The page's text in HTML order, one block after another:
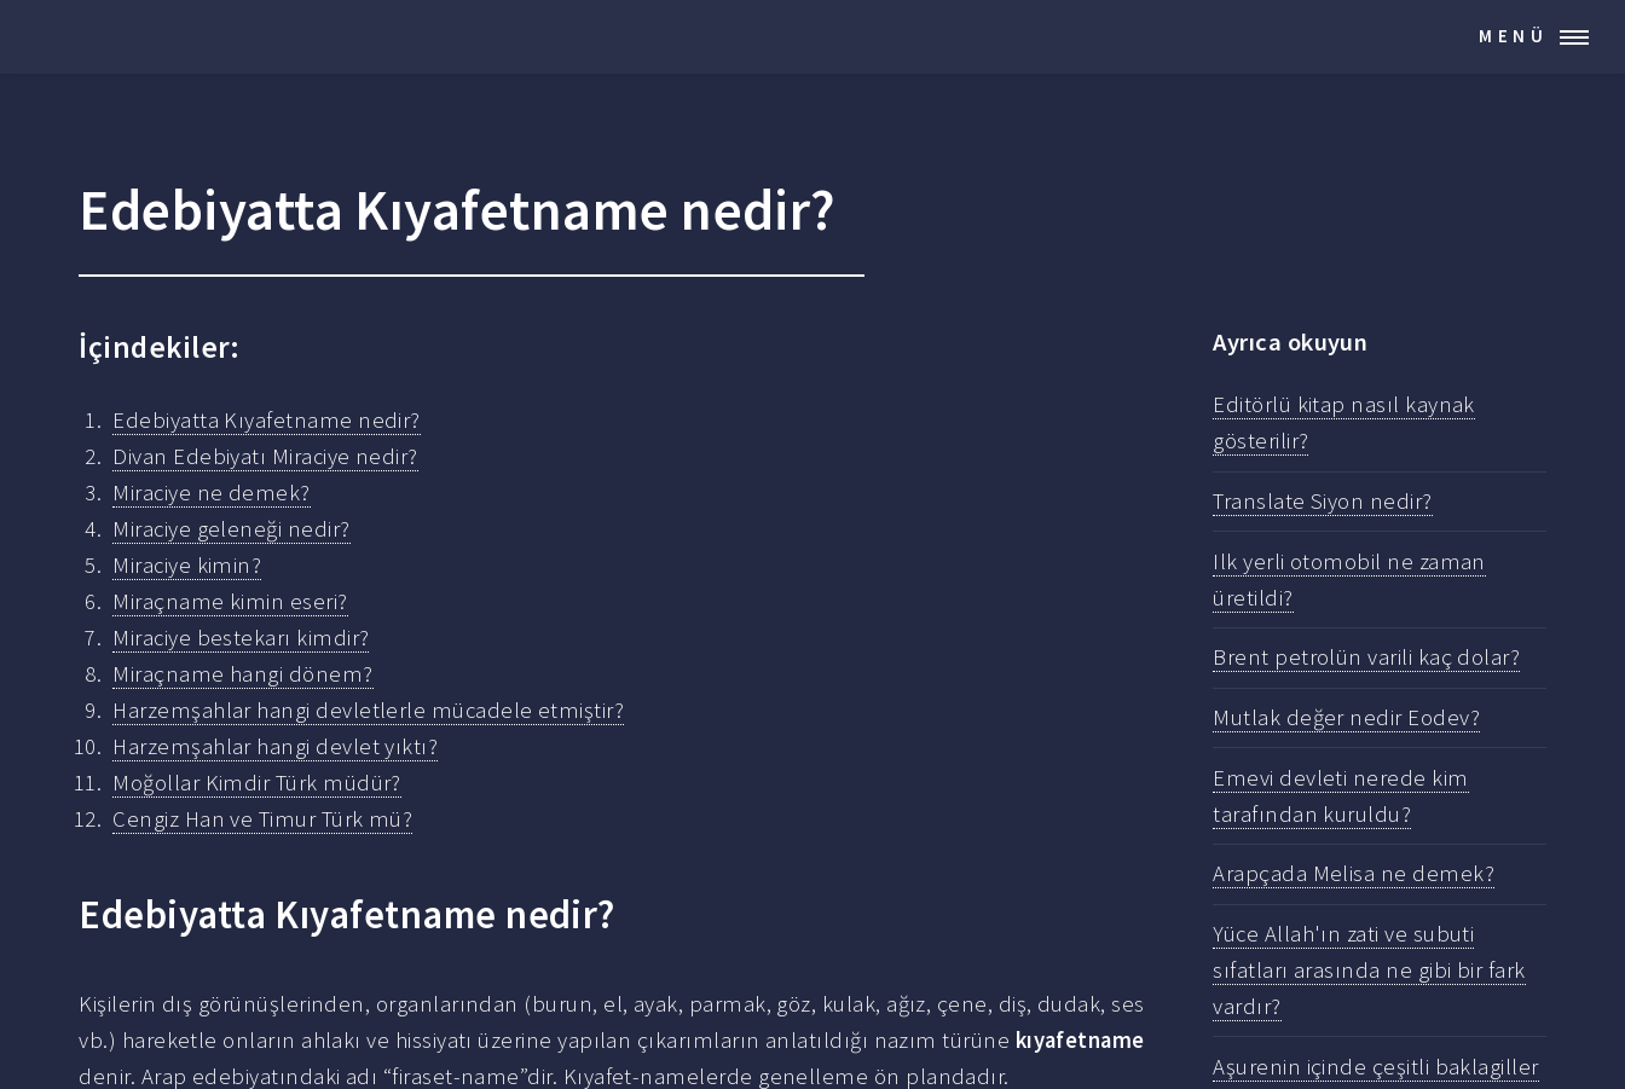
MENÜ
Edebiyatta Kıyafetname nedir?
İçindekiler:
Edebiyatta Kıyafetname nedir?
Divan Edebiyatı Miraciye nedir?
Miraciye ne demek?
Miraciye geleneği nedir?
Miraciye kimin?
Miraçname kimin eseri?
Miraciye bestekarı kimdir?
Miraçname hangi dönem?
Harzemşahlar hangi devletlerle mücadele etmiştir?
Harzemşahlar hangi devlet yıktı?
Moğollar Kimdir Türk müdür?
Cengiz Han ve Timur Türk mü?
Edebiyatta Kıyafetname nedir?
Kişilerin dış görünüşlerinden, organlarından (burun, el, ayak, parmak, göz, kulak, ağız, çene, diş, dudak, ses
vb.) hareketle onların ahlakı ve hissiyatı üzerine yapılan çıkarımların anlatıldığı nazım türüne kıyafetname
denir. Arap edebiyatındaki adı “firaset-name”dir. Kıyafet-namelerde genelleme ön plandadır.
Ayrıca okuyun
Editörlü kitap nasıl kaynak
gösterilir?
Translate Siyon nedir?
Ilk yerli otomobil ne zaman
üretildi?
Brent petrolün varili kaç dolar?
Mutlak değer nedir Eodev?
Emevi devleti nerede kim
tarafından kuruldu?
Arapçada Melisa ne demek?
Yüce Allah'ın zati ve subuti
sıfatları arasında ne gibi bir fark
vardır?
Aşurenin içinde çeşitli baklagiller